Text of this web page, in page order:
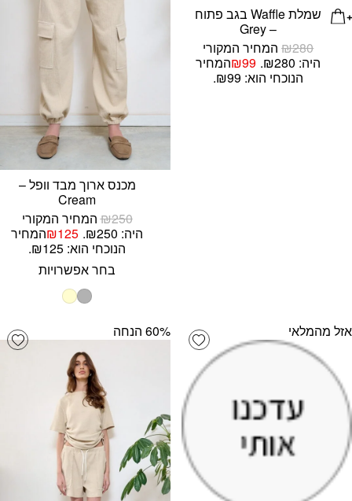
שמלת Waffle בגב פתוח
– Grey
₪280
המחיר המקורי
היה: ₪280.
₪99
המחיר
הנוכחי הוא: ₪99.
מכנס ארוך מבד וופל –
Cream
₪250
המחיר המקורי
היה: ₪250.
₪125
המחיר
הנוכחי הוא: ₪125.
בחר אפשרויות
Add wishlist אזל מהמלאי ‫60% הנחה